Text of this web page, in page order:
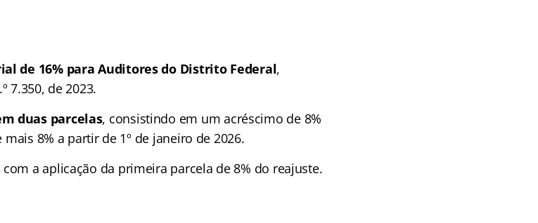
de 16% para Auditores do Distrito Federal,
7.350, de 2023.
duas parcelas, consistindo em um acréscimo de 8%
8% a partir de 1º de janeiro de 2026.
com a aplicação da primeira parcela de 8% do reajuste.